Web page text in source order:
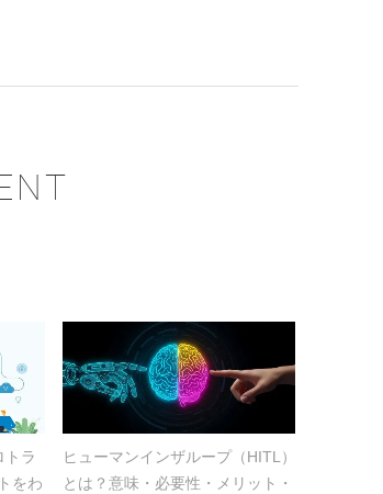
トラ
をわ
ヒューマンインザループ（HITL）
とは？意味・必要性・メリット・